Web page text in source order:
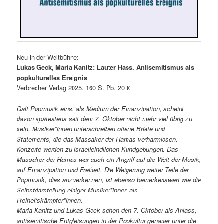
Neu in der Weltbühne:
Lukas Geck, Maria Kanitz: Lauter Hass. Antisemitismus als
popkulturelles Ereignis
Verbrecher Verlag 2025. 160 S. Pb. 20 €
Galt Popmusik einst als Medium der Emanzipation, scheint
davon spätestens seit dem 7. Oktober nicht mehr viel übrig zu
sein. Musiker*innen unterschreiben offene Briefe und
Statements, die das Massaker der Hamas verharmlosen.
Konzerte werden zu israelfeindlichen Kundgebungen. Das
Massaker der Hamas war auch ein Angriff auf die Welt der Musik,
auf Emanzipation und Freiheit. Die Weigerung weiter Teile der
Popmusik, dies anzuerkennen, ist ebenso bemerkenswert wie die
Selbstdarstellung einiger Musiker*innen als
Freiheitskämpfer*innen.
Maria Kanitz und Lukas Geck sehen den 7. Oktober als Anlass,
antisemitische Entgleisungen in der Popkultur genauer unter die